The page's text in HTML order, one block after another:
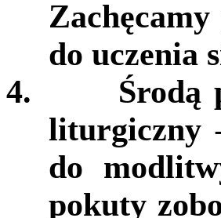
do uczenia
4.
Środą
liturgiczny
do
pokuty